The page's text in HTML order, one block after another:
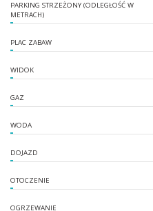
PARKING STRZEŻONY (ODLEGŁOŚĆ W
METRACH)
PLAC ZABAW
WIDOK
GAZ
WODA
DOJAZD
OTOCZENIE
OGRZEWANIE